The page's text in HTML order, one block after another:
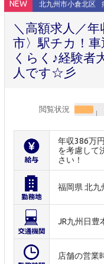
NEW 北九州市小倉北区
＼高額求人／
市〉駅チカ！
くらく♪経験者
人です☆彡
閲覧状況
年収386万
を考慮して
さい！
福岡県 北九
JR九州日豊
店舗の営業